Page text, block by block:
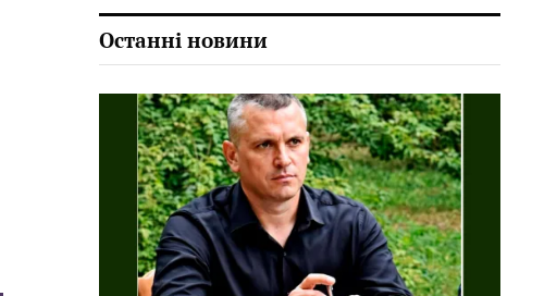
Останні новини